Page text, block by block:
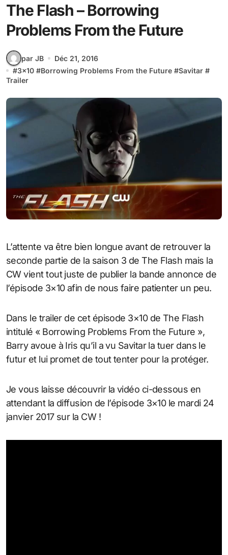
The Flash – Borrowing
Problems From the Future
par JB
Déc 21, 2016
#3x10 #Borrowing Problems From the Future #Savitar #
Trailer
L’attente va être bien longue avant de retrouver la
seconde partie de la saison 3 de The Flash mais la
CW vient tout juste de publier la bande annonce de
l’épisode 3×10 afin de nous faire patienter un peu.
Dans le trailer de cet épisode 3×10 de The Flash
intitulé « Borrowing Problems From the Future »,
Barry avoue à Iris qu’il a vu Savitar la tuer dans le
futur et lui promet de tout tenter pour la protéger.
Je vous laisse découvrir la vidéo ci-dessous en
attendant la diffusion de l’épisode 3×10 le mardi 24
janvier 2017 sur la CW !